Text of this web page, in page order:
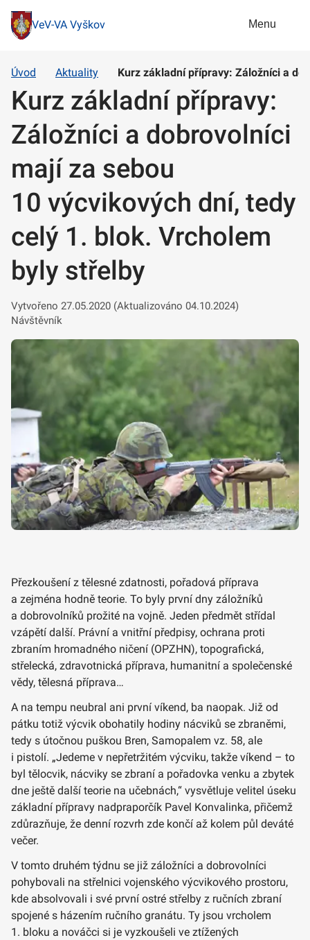
VeV-VA Vyškov Menu
Úvod Aktuality Kurz základní přípravy: Záložníci a
Kurz základní přípravy:
Záložníci a dobrovolníci
mají za sebou
10 výcvikových dní, tedy
celý 1. blok. Vrcholem
byly střelby
Vytvořeno 27.05.2020 (Aktualizováno 04.10.2024)
Návštěvník
Přezkoušení z tělesné zdatnosti, pořadová příprava
a zejména hodně teorie. To byly první dny záložníků
a dobrovolníků prožité na vojně. Jeden předmět střídal
vzápětí další. Právní a vnitřní předpisy, ochrana proti
zbraním hromadného ničení (OPZHN), topografická,
střelecká, zdravotnická příprava, humanitní a společenské
vědy, tělesná příprava…
A na tempu neubral ani první víkend, ba naopak. Již od
pátku totiž výcvik obohatily hodiny nácviků se zbraněmi,
tedy s útočnou puškou Bren, Samopalem vz. 58, ale
i pistolí. „Jedeme v nepřetržitém výcviku, takže víkend – to
byl tělocvik, nácviky se zbraní a pořadovka venku a zbytek
dne ještě další teorie na učebnách,“ vysvětluje velitel úseku
základní přípravy nadpraporčík Pavel Konvalinka, přičemž
zdůrazňuje, že denní rozvrh zde končí až kolem půl deváté
večer.
V tomto druhém týdnu se již záložníci a dobrovolníci
pohybovali na střelnici vojenského výcvikového prostoru,
kde absolvovali i své první ostré střelby z ručních zbraní
spojené s házením ručního granátu. Ty jsou vrcholem
1. bloku a nováčci si je vyzkoušeli ve ztížených